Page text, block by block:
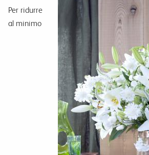
Per ridurre
al minimo